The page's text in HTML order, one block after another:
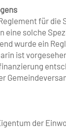
für
eine solche
wurde ein
ist
der